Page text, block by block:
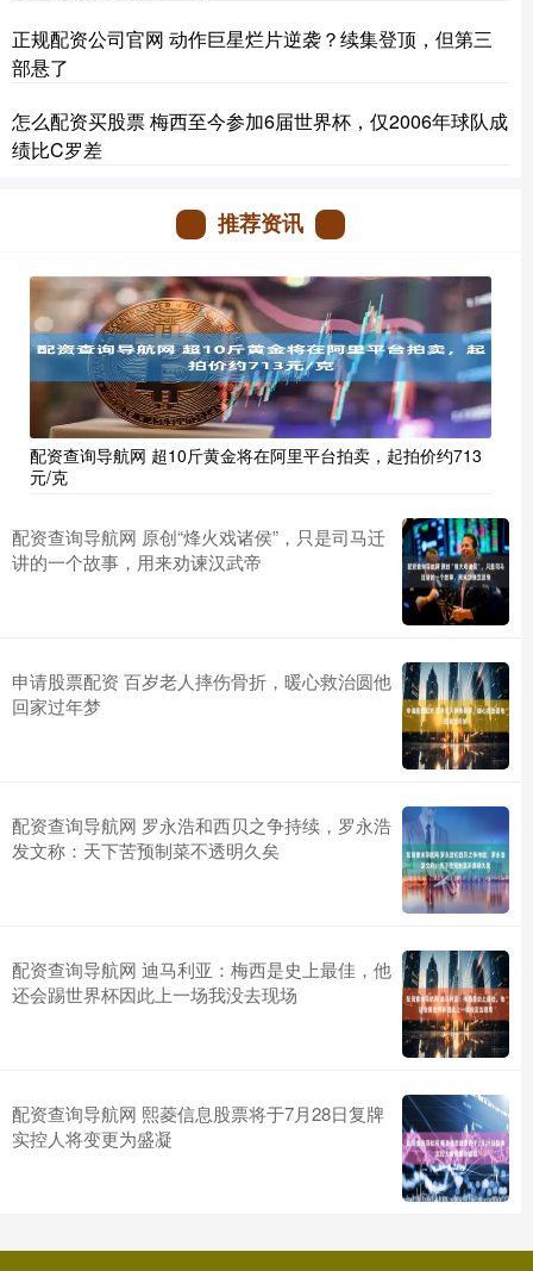
正规配资公司官网 动作巨星烂片逆袭？续集登顶，但第三
部悬了
怎么配资买股票 梅西至今参加6届世界杯，仅2006年球队成
绩比C罗差
推荐资讯
配资查询导航网 超10斤黄金将在阿里平台拍卖，起拍价约713
元/克
配资查询导航网 原创“烽火戏诸侯”，只是司马迁
讲的一个故事，用来劝谏汉武帝
申请股票配资 百岁老人摔伤骨折，暖心救治圆他
回家过年梦
配资查询导航网 罗永浩和西贝之争持续，罗永浩
发文称：天下苦预制菜不透明久矣
配资查询导航网 迪马利亚：梅西是史上最佳，他
还会踢世界杯因此上一场我没去现场
配资查询导航网 熙菱信息股票将于7月28日复牌
实控人将变更为盛凝